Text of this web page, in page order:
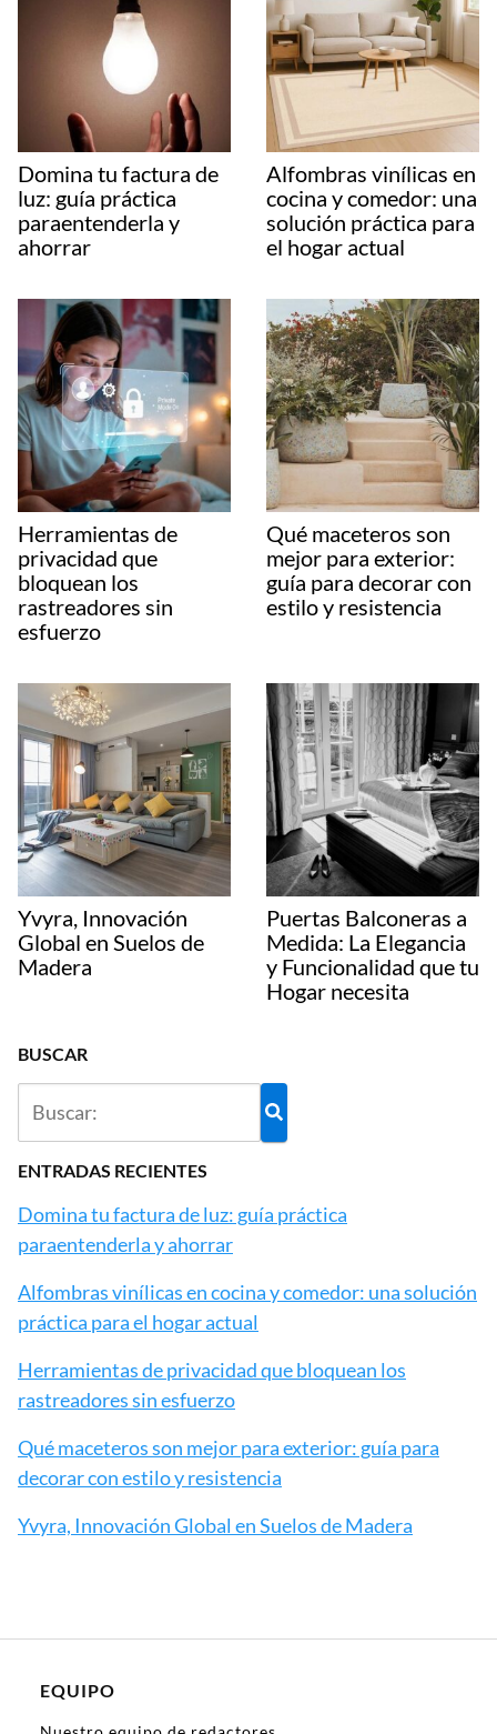
Domina tu factura de
luz: guía práctica
paraentenderla y
ahorrar
Alfombras vinílicas en
cocina y comedor: una
solución práctica para
el hogar actual
Herramientas de
privacidad que
bloquean los
rastreadores sin
esfuerzo
Qué maceteros son
mejor para exterior:
guía para decorar con
estilo y resistencia
Yvyra, Innovación
Global en Suelos de
Madera
Puertas Balconeras a
Medida: La Elegancia
y Funcionalidad que tu
Hogar necesita
BUSCAR
ENTRADAS RECIENTES
Domina tu factura de luz: guía práctica
paraentenderla y ahorrar
Alfombras vinílicas en cocina y comedor: una solución
práctica para el hogar actual
Herramientas de privacidad que bloquean los
rastreadores sin esfuerzo
Qué maceteros son mejor para exterior: guía para
decorar con estilo y resistencia
Yvyra, Innovación Global en Suelos de Madera
EQUIPO